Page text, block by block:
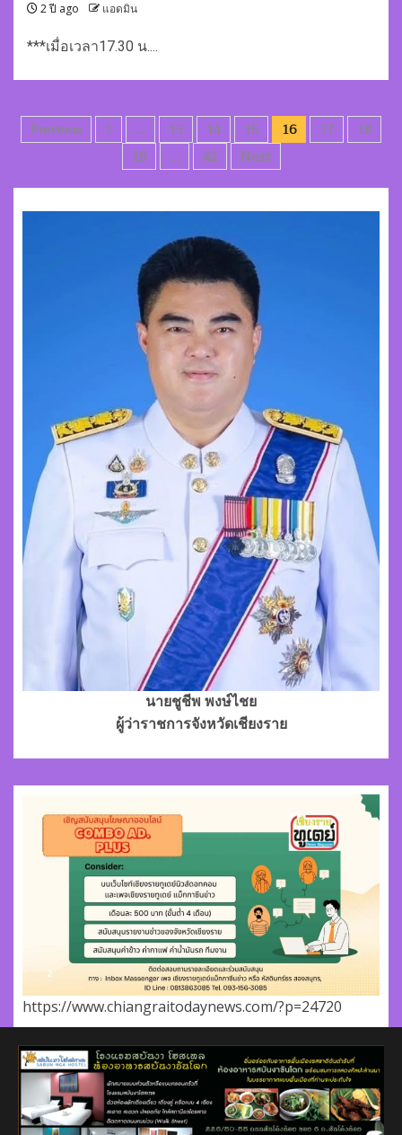
2 ปี ago แอดมิน
***เมื่อเวลา17.30 น....
Posts
pagination
Previous 1 … 13 14 15 16 17
18
19
… 42 Next
นายชูชีพ พงษ์ไชย
ผู้ว่าราชการจังหวัดเชียงราย
https://www.chiangraitodaynews.com/?p=24720